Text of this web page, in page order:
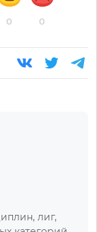
0 0
лиг,